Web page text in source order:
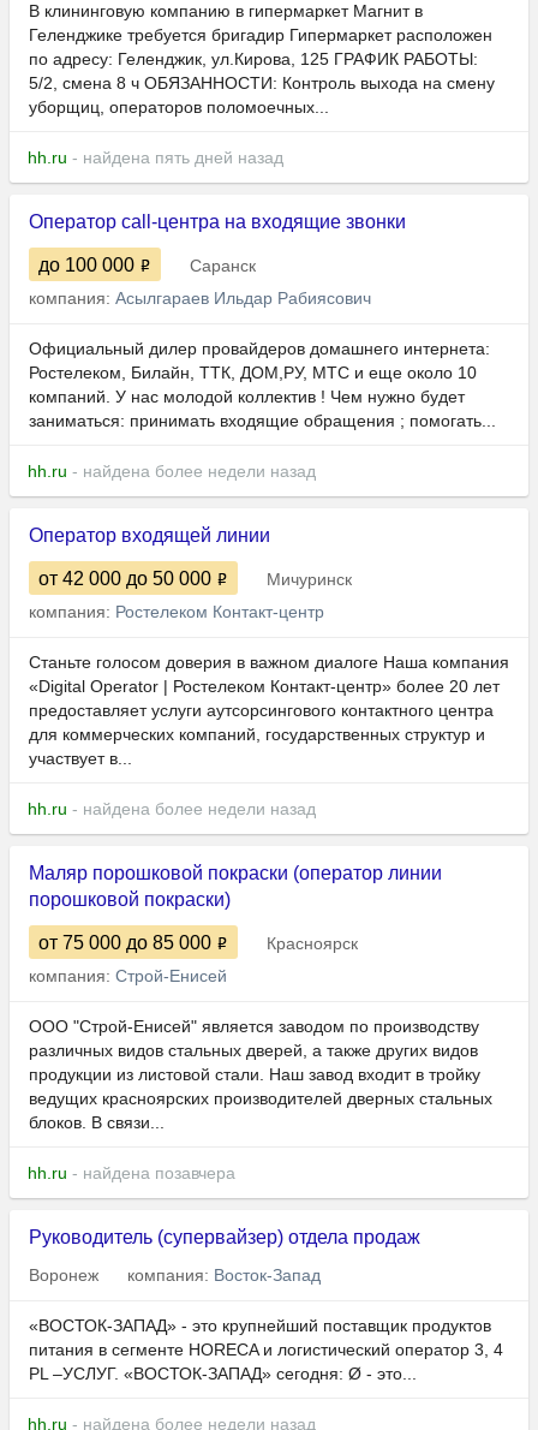
В клининговую компанию в гипермаркет Магнит в
Геленджике требуется бригадир Гипермаркет расположен
по адресу: Геленджик, ул.Кирова, 125 ГРАФИК РАБОТЫ:
5/2, смена 8 ч ОБЯЗАННОСТИ: Контроль выхода на смену
уборщиц, операторов поломоечных...
hh.ru - найдена пять дней назад
Оператор call-центра на входящие звонки
до 100 000
Саранск
компания: Асылгараев Ильдар Рабиясович
Официальный дилер провайдеров домашнего интернета:
Ростелеком, Билайн, ТТК, ДОМ,РУ, МТС и еще около 10
компаний. У нас молодой коллектив ! Чем нужно будет
заниматься: принимать входящие обращения ; помогать...
hh.ru - найдена более недели назад
Оператор входящей линии
от 42 000 до 50 000
Мичуринск
компания: Ростелеком Контакт-центр
Станьте голосом доверия в важном диалоге Наша компания
«Digital Operator | Ростелеком Контакт-центр» более 20 лет
предоставляет услуги аутсорсингового контактного центра
для коммерческих компаний, государственных структур и
участвует в...
hh.ru - найдена более недели назад
Маляр порошковой покраски (оператор линии
порошковой покраски)
от 75 000 до 85 000
Красноярск
компания: Строй-Енисей
ООО "Строй-Енисей" является заводом по производству
различных видов стальных дверей, а также других видов
продукции из листовой стали. Наш завод входит в тройку
ведущих красноярских производителей дверных стальных
блоков. В связи...
hh.ru - найдена позавчера
Руководитель (супервайзер) отдела продаж
Воронеж компания: Восток-Запад
«ВОСТОК-ЗАПАД» - это крупнейший поставщик продуктов
питания в сегменте HORECA и логистический оператор 3, 4
PL –УСЛУГ. «ВОСТОК-ЗАПАД» сегодня: Ø - это...
hh.ru - найдена более недели назад